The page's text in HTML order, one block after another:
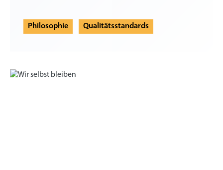
Philosophie Qualitätsstandards